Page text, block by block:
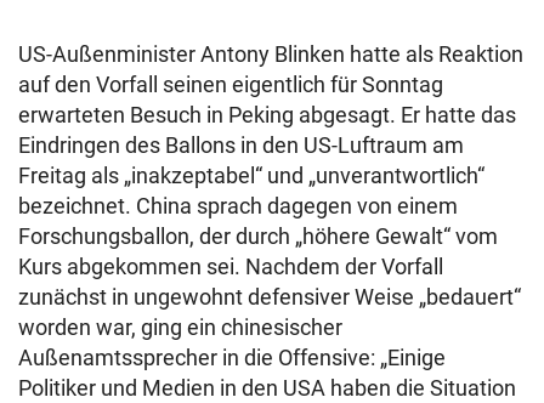
US-Außenminister Antony Blinken hatte als Reaktion
auf den Vorfall seinen eigentlich für Sonntag
erwarteten Besuch in Peking abgesagt. Er hatte das
Eindringen des Ballons in den US-Luftraum am
Freitag als „inakzeptabel“ und „unverantwortlich“
bezeichnet. China sprach dagegen von einem
Forschungsballon, der durch „höhere Gewalt“ vom
Kurs abgekommen sei. Nachdem der Vorfall
zunächst in ungewohnt defensiver Weise „bedauert“
worden war, ging ein chinesischer
Außenamtssprecher in die Offensive: „Einige
Politiker und Medien in den USA haben die Situation